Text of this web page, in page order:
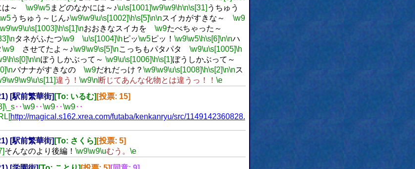
は～ \w9\w5まどのなかには～♪\u\s[1001]\w9\w9\h\n\s[31] うちゅう
うちゅう～じん♪\w9\w9\u\s[1002]\h\s[5]\n\nスイカがすきな～ \w9
\w9\u\s[1003]\h\s[1]\nおおきなスイカを \w9たべちゃった～
\nタネがふたつ\w9 \u\s[1004]\h ピッ\w5ピッ！ \w9\w5\h\s[6]\n\nハ
\w9させてたよ～♪\w9\w9\s[5]\nこっちもパタパタ \w9\u\s[1005]\h
\h\s[0]\n\nぼうしかぶって～ \w9\u\s[1006]\h\s[1]ぼうしかぶって～
\nバナナがすきなの \w9だれだっけ？ \w9\w9\u\s[1008]\h\s[2]\n\nス
\w9\w9\u\s[11]違う！ \w9\n断じてあんな化物とは違うっ！！ \e
[駅前繁華街] [To: いるむ] [投票: 15]
\_s‥\w9‥\w9‥\w9‥
http://magical.s162.xrea.com/futaba/kenkanryu/src/1149142360828.
[駅前繁華街] [To: さくら] [投票: 5]
そんなのより後編！ \w9\w9\uむう。 \e